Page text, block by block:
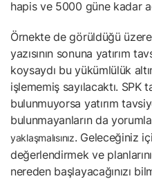
hapis ve 5000 güne kadar
Örnekte de görüldüğü
yazısının sonuna yatırım
koysaydı bu yükümlülük
işlememiş sayılacaktı. SPK
bulunmuyorsa yatırım
bulunmayanların da
yaklaşmalısınız. Geleceğiniz
değerlendirmek ve
nereden başlayacağınızı